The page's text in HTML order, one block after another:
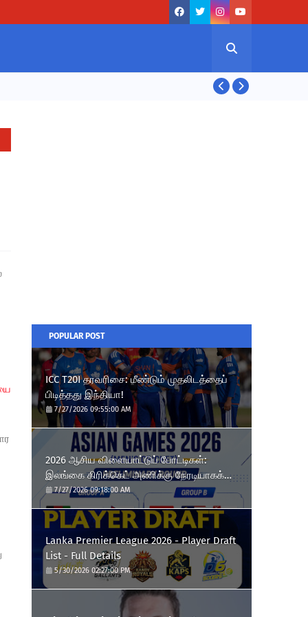
POPULAR POST
ICC T20I தரவரிசை: மீண்டும் முதலிடத்தைப்
பிடித்தது இந்தியா!
7/27/2026 09:55:00 AM
2026 ஆசிய விளையாட்டுப் போட்டிகள்:
இலங்கை கிரிக்கெட் அணிக்கு நேரடியாகக்
காலிறுதி வாய்ப்பு!
7/27/2026 09:18:00 AM
Lanka Premier League 2026 - Player Draft
List - Full Details
5/30/2026 02:27:00 PM